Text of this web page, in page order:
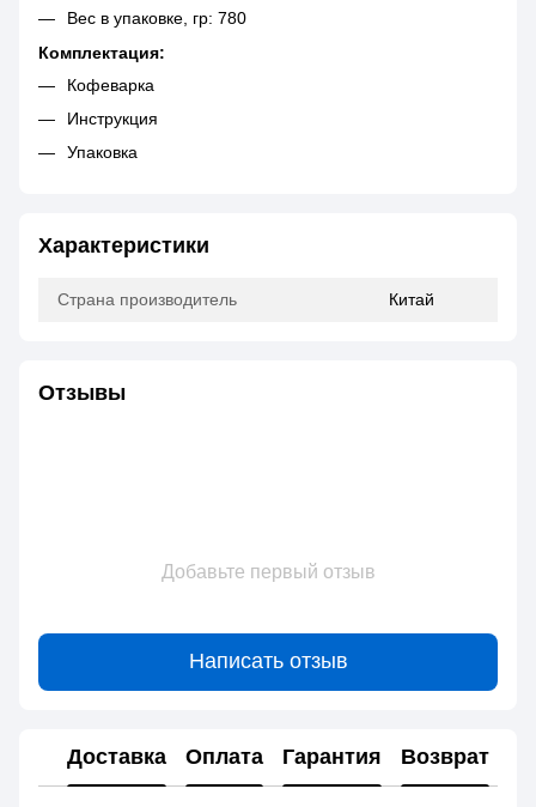
Вес в упаковке, гр: 780
Комплектация:
Кофеварка
Инструкция
Упаковка
Характеристики
Страна производитель Китай
Отзывы
Добавьте первый отзыв
Написать отзыв
Доставка Оплата Гарантия Возврат